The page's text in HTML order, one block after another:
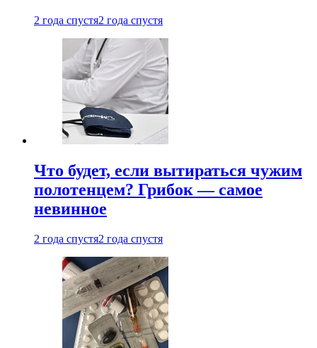
2 года спустя2 года спустя
Что будет, если вытираться чужим
полотенцем? Грибок — самое
невинное
2 года спустя2 года спустя